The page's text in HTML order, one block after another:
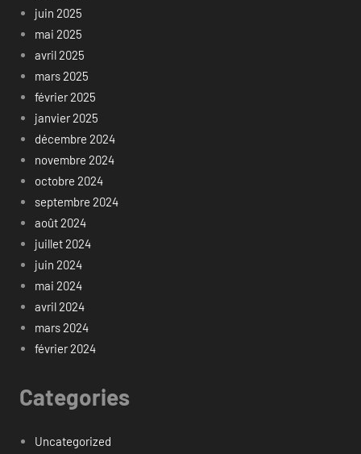
juin 2025
mai 2025
avril 2025
mars 2025
février 2025
janvier 2025
décembre 2024
novembre 2024
octobre 2024
septembre 2024
août 2024
juillet 2024
juin 2024
mai 2024
avril 2024
mars 2024
février 2024
Categories
Uncategorized